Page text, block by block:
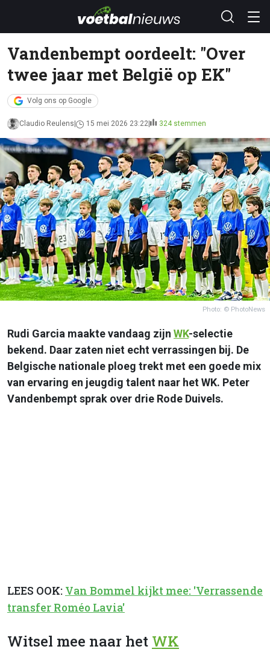
Vandenbempt oordeelt: "Over
twee jaar met België op EK"
Volg ons op Google
Claudio Reulens 15 mei 2026 23:22 324 stemmen
Photo: © PhotoNews
Rudi Garcia maakte vandaag zijn WK-selectie
bekend. Daar zaten niet echt verrassingen bij. De
Belgische nationale ploeg trekt met een goede mix
van ervaring en jeugdig talent naar het WK. Peter
Vandenbempt sprak over drie Rode Duivels.
LEES OOK: Van Bommel kijkt mee: 'Verrassende
transfer Roméo Lavia'
Witsel mee naar het WK